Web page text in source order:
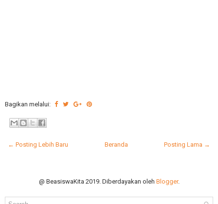
Bagikan melalui:
← Posting Lebih Baru Posting Lama →
Beranda
@ BeasiswaKita 2019. Diberdayakan oleh Blogger.